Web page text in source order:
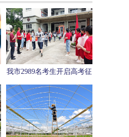
我市2989名考生开启高考征
程